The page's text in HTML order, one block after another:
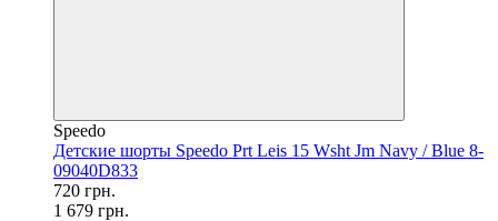
Speedo
Детские шорты Speedo Prt Leis 15 Wsht Jm Navy / Blue 8-
09040D833
720 грн.
1 679 грн.